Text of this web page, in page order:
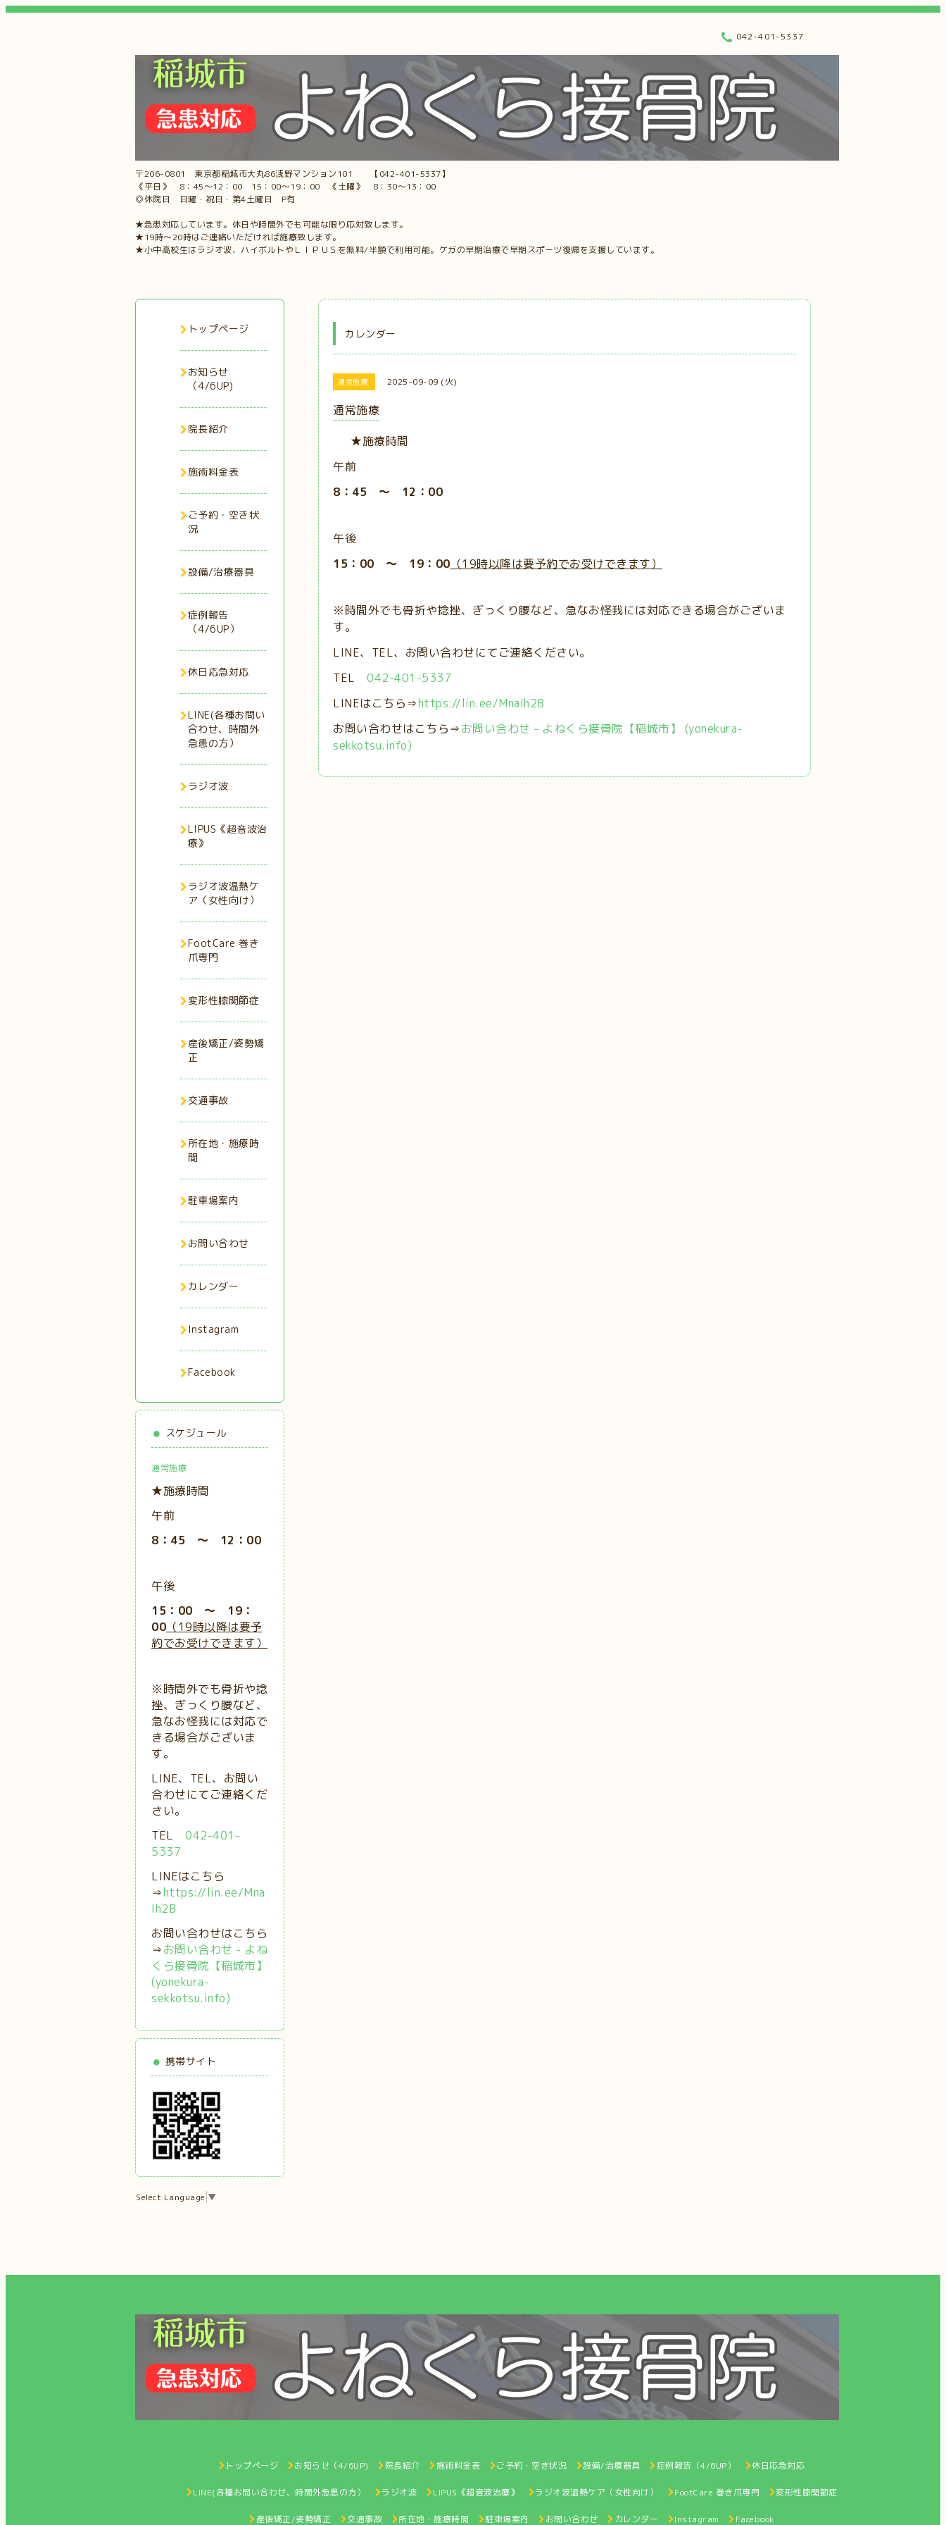
〒206-0801 東京都稲城市大丸86浅野マンション101 【042-401-5337】
《平日》 8：45～12：00 15：00～19：00 《土曜》 8：30～13：00
◎休院日 日曜・祝日・第4土曜日 P有
★急患対応しています。休日や時間外でも可能な限り応対致します。
★19時～20時はご連絡いただければ施療致します。
★小中高校生はラジオ波、ハイボルトやＬＩＰＵＳを無料/半額で利用可能。ケガの早期治療で早期スポーツ復帰を支援しています。
042-401-5337
カレンダー
通常施療 2025-09-09 (火)
通常施療
★施療時間
午前
8：45 ～ 12：00
午後
15：00 ～ 19：00 （19時以降は要予約でお受けできます）
※時間外でも骨折や捻挫、ぎっくり腰など、急なお怪我には対応できる場合がございま
す。
LINE、TEL、お問い合わせにてご連絡ください。
TEL 042-401-5337
LINEはこちら⇒https://lin.ee/MnaIh2B
お問い合わせはこちら⇒お問い合わせ - よねくら接骨院【稲城市】 (yonekura-
sekkotsu.info)
トップページ
お知らせ
（4/6UP)
院長紹介
施術料金表
ご予約・空き状
況
設備/治療器具
症例報告
（4/6UP）
休日応急対応
LINE(各種お問い
合わせ、時間外
急患の方）
ラジオ波
LIPUS《超音波治
療》
ラジオ波温熱ケ
ア（女性向け）
FootCare 巻き
爪専門
変形性膝関節症
産後矯正/姿勢矯
正
交通事故
所在地・施療時
間
駐車場案内
お問い合わせ
カレンダー
Instagram
Facebook
スケジュール
通常施療
★施療時間
午前
8：45 ～ 12：00
午後
15：00 ～ 19：
00 （19時以降は要予
約でお受けできます）
※時間外でも骨折や捻
挫、ぎっくり腰など、
急なお怪我には対応で
きる場合がございま
す。
LINE、TEL、お問い
合わせにてご連絡くだ
さい。
TEL 042-401-
5337
LINEはこちら
⇒https://lin.ee/Mna
Ih2B
お問い合わせはこちら
⇒お問い合わせ - よね
くら接骨院【稲城市】
(yonekura-
sekkotsu.info)
携帯サイト
Select Language ▼
トップページ お知らせ（4/6UP) 院長紹介 施術料金表 ご予約・空き状況 設備/治療器具 症例報告（4/6UP） 休日応急対応
LINE(各種お問い合わせ、時間外急患の方） ラジオ波 LIPUS《超音波治療》 ラジオ波温熱ケア（女性向け） FootCare 巻き爪専門 変形性膝関節症
産後矯正/姿勢矯正 交通事故 所在地・施療時間 駐車場案内 お問い合わせ カレンダー Instagram Facebook